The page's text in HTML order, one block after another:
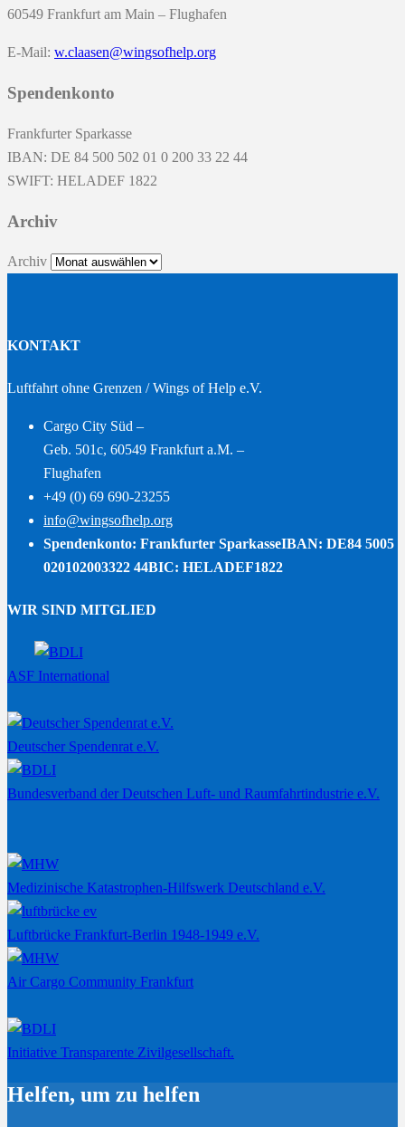
60549 Frankfurt am Main – Flughafen
E-Mail: w.claasen@wingsofhelp.org
Spendenkonto
Frankfurter Sparkasse
IBAN: DE 84 500 502 01 0 200 33 22 44
SWIFT: HELADEF 1822
Archiv
Archiv
KONTAKT
Luftfahrt ohne Grenzen / Wings of Help e.V.
Cargo City Süd –
Geb. 501c, 60549 Frankfurt a.M. –
Flughafen
+49 (0) 69 690-23255
info@wingsofhelp.org
Spendenkonto: Frankfurter SparkasseIBAN: DE84 5005
020102003322 44BIC: HELADEF1822
WIR SIND MITGLIED
ASF International
Deutscher Spendenrat e.V.
Bundesverband der Deutschen Luft- und Raumfahrtindustrie e.V.
Medizinische Katastrophen-Hilfswerk Deutschland e.V.
Luftbrücke Frankfurt-Berlin 1948-1949 e.V.
Air Cargo Community Frankfurt
Initiative Transparente Zivilgesellschaft.
Helfen, um zu helfen